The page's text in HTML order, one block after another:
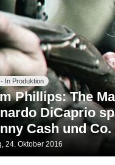
In Produktion
Phillips: The
DiCaprio
Cash und Co.
24. Oktober 2016